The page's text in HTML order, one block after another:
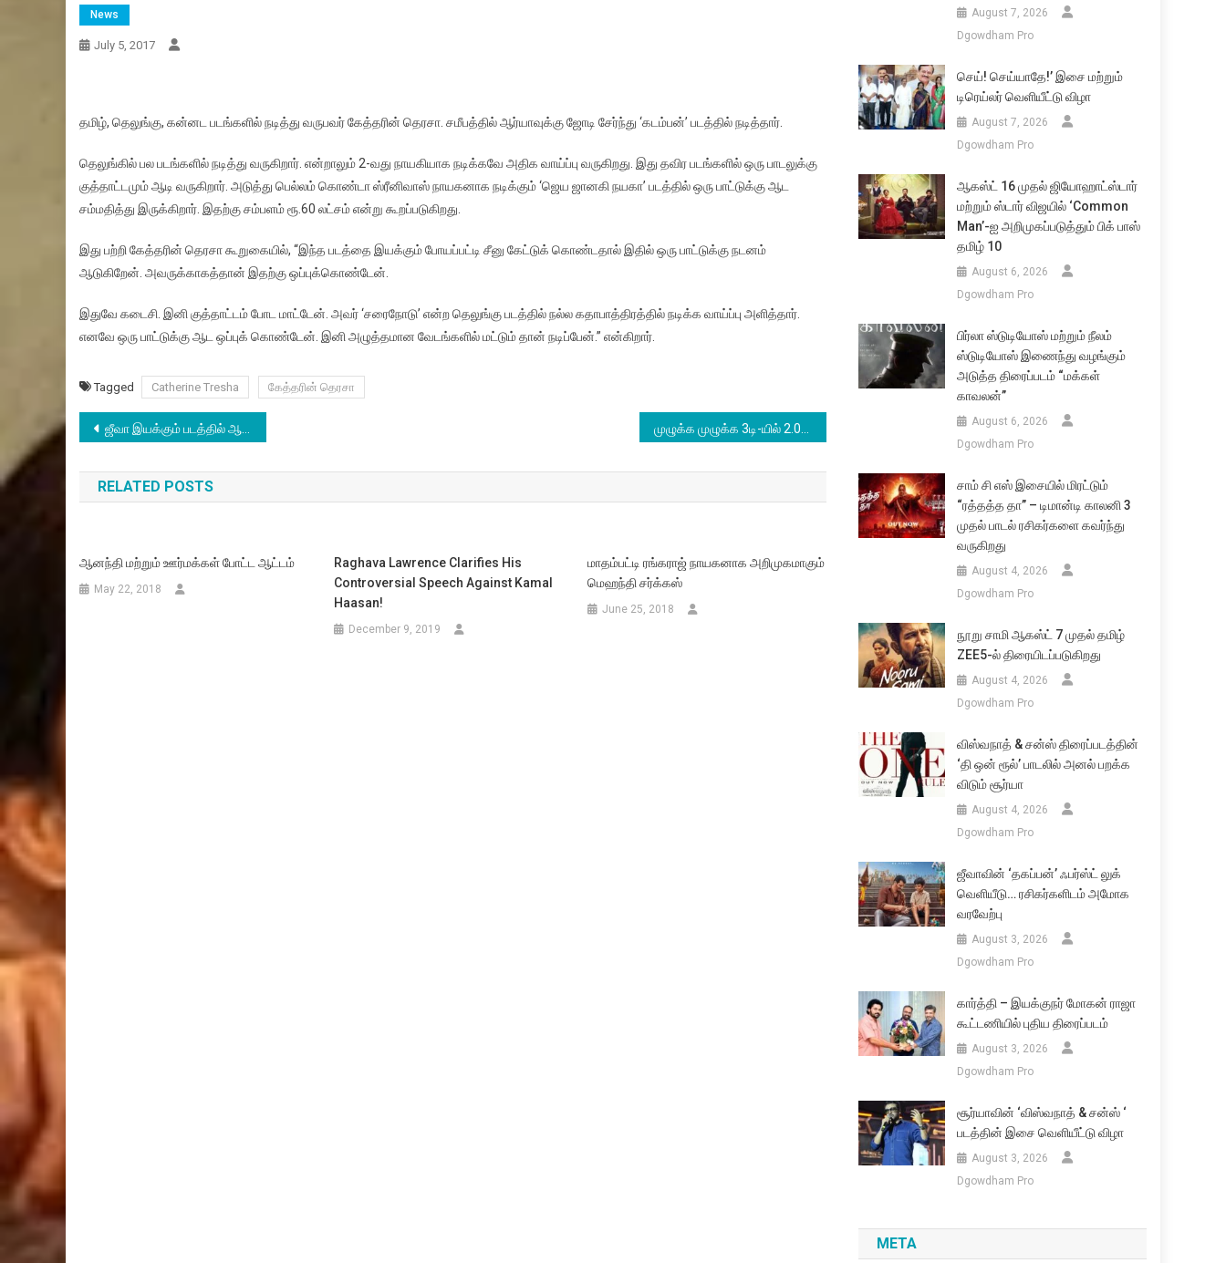
News
July 5, 2017
தமிழ், தெலுங்கு, கன்னட படங்களில் நடித்து வருபவர் கேத்தரின் தெரசா. சமீபத்தில் ஆர்யாவுக்கு ஜோடி சேர்ந்து ‘கடம்பன்’ படத்தில் நடித்தார்.
தெலுங்கில் பல படங்களில் நடித்து வருகிறார். என்றாலும் 2-வது நாயகியாக நடிக்கவே அதிக வாய்ப்பு வருகிறது. இது தவிர படங்களில் ஒரு பாடலுக்கு
குத்தாட்டமும் ஆடி வருகிறார். அடுத்து பெல்லம் கொண்டா ஸ்ரீனிவாஸ் நாயகனாக நடிக்கும் ‘ஜெய ஜானகி நயகா’ படத்தில் ஒரு பாட்டுக்கு ஆட
சம்மதித்து இருக்கிறார். இதற்கு சம்பளம் ரூ.60 லட்சம் என்று கூறப்படுகிறது.
இது பற்றி கேத்தரின் தெரசா கூறுகையில், “இந்த படத்தை இயக்கும் போயப்பட்டி சீனு கேட்டுக் கொண்டதால் இதில் ஒரு பாட்டுக்கு நடனம்
ஆடுகிறேன். அவருக்காகத்தான் இதற்கு ஒப்புக்கொண்டேன்.
இதுவே கடைசி. இனி குத்தாட்டம் போட மாட்டேன். அவர் ‘சரைநோடு’ என்ற தெலுங்கு படத்தில் நல்ல கதாபாத்திரத்தில் நடிக்க வாய்ப்பு அளித்தார்.
எனவே ஒரு பாட்டுக்கு ஆட ஒப்புக் கொண்டேன். இனி அழுத்தமான வேடங்களில் மட்டும் தான் நடிப்பேன்.” என்கிறார்.
Tagged Catherine Tresha கேத்தரின் தெரசா
Post
navigation
ஜீவா இயக்கும் படத்தில் ஆர்யா முழுக்க முழுக்க 3டி-யில் 2.0
RELATED POSTS
ஆனந்தி மற்றும் ஊர்மக்கள் போட்ட ஆட்டம்
May 22, 2018
Raghava Lawrence Clarifies His
Controversial Speech Against Kamal
Haasan!
December 9, 2019
மாதம்பட்டி ரங்கராஜ் நாயகனாக அறிமுகமாகும்
மெஹந்தி சர்க்கஸ்
June 25, 2018
August 7, 2026
Dgowdham Pro
செய்! செய்யாதே!’ இசை மற்றும்
டிரெய்லர் வெளியீட்டு விழா
August 7, 2026
Dgowdham Pro
ஆகஸ்ட் 16 முதல் ஜியோஹாட்ஸ்டார்
மற்றும் ஸ்டார் விஜயில் ‘Common
Man’-ஐ அறிமுகப்படுத்தும் பிக் பாஸ்
தமிழ் 10
August 6, 2026
Dgowdham Pro
பிர்லா ஸ்டுடியோஸ் மற்றும் நீலம்
ஸ்டுடியோஸ் இணைந்து வழங்கும்
அடுத்த திரைப்படம் “மக்கள்
காவலன்”
August 6, 2026
Dgowdham Pro
சாம் சி எஸ் இசையில் மிரட்டும்
“ரத்தத்த தா” – டிமான்டி காலனி 3
முதல் பாடல் ரசிகர்களை கவர்ந்து
வருகிறது
August 4, 2026
Dgowdham Pro
நூறு சாமி ஆகஸ்ட் 7 முதல் தமிழ்
ZEE5-ல் திரையிடப்படுகிறது
August 4, 2026
Dgowdham Pro
விஸ்வநாத் & சன்ஸ் திரைப்படத்தின்
‘தி ஒன் ரூல்’ பாடலில் அனல் பறக்க
விடும் சூர்யா
August 4, 2026
Dgowdham Pro
ஜீவாவின் ‘தகப்பன்’ ஃபர்ஸ்ட் லுக்
வெளியீடு… ரசிகர்களிடம் அமோக
வரவேற்பு
August 3, 2026
Dgowdham Pro
கார்த்தி – இயக்குநர் மோகன் ராஜா
கூட்டணியில் புதிய திரைப்படம்
August 3, 2026
Dgowdham Pro
சூர்யாவின் ‘விஸ்வநாத் & சன்ஸ் ‘
படத்தின் இசை வெளியீட்டு விழா
August 3, 2026
Dgowdham Pro
META